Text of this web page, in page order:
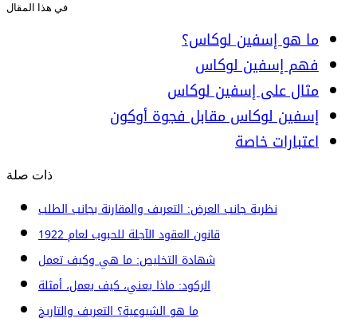
في هذا المقال
ما هو إسفين لوكاس؟
فهم إسفين لوكاس
مثال على إسفين لوكاس
إسفين لوكاس مقابل فجوة أوكون
اعتبارات خاصة
ذات صلة
نظرية جانب العرض: التعريف والمقارنة بجانب الطلب
قانون العقود الآجلة للحبوب لعام 1922
شهادة التخليص: ما هي وكيف تعمل
الركود: ماذا يعني، كيف يعمل، أمثلة
ما هو الشيوعية؟ التعريف والتاريخ